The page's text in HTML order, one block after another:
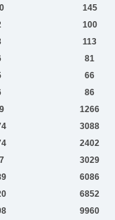
145
100
113
81
66
86
1266
3088
2402
3029
6086
6852
9960